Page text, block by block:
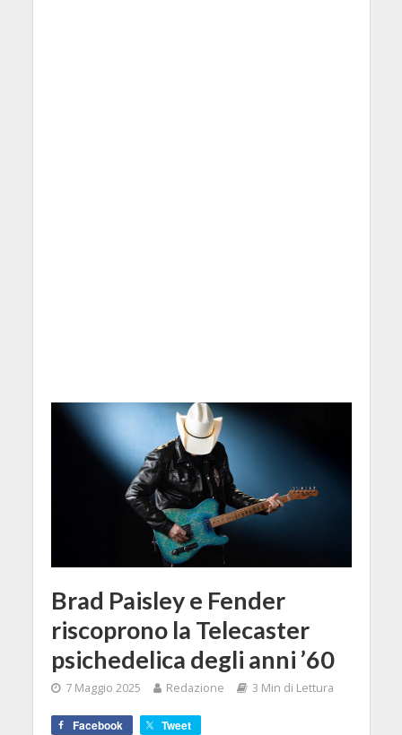
Brad Paisley e Fender
riscoprono la Telecaster
psichedelica degli anni ’60
7 Maggio 2025 Redazione 3 Min di Lettura
Facebook Tweet